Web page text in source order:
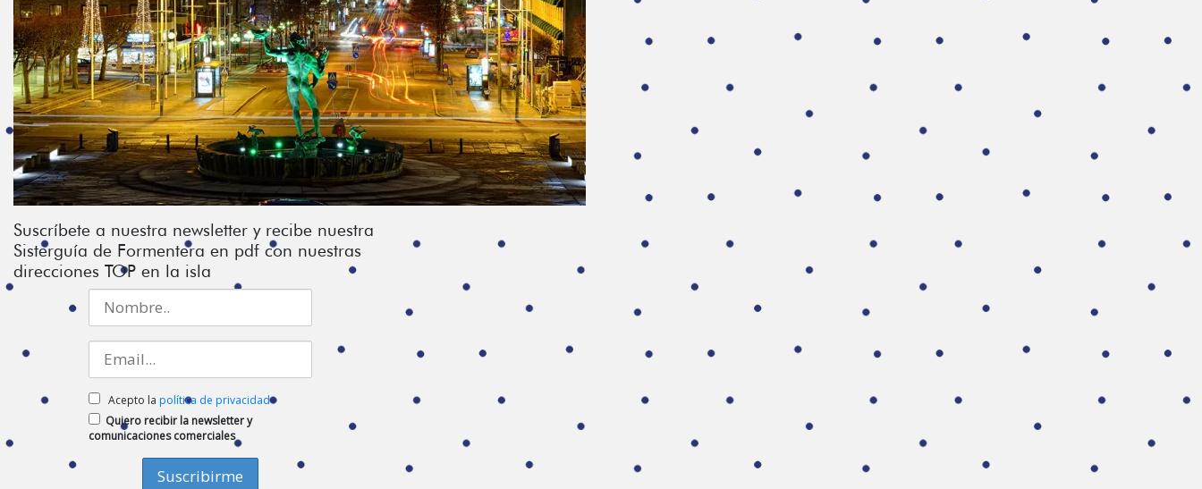
Suscríbete a nuestra newsletter y recibe nuestra
Sisterguía de Formentera en pdf con nuestras
direcciones TOP en la isla
Acepto la política de privacidad
Quiero recibir la newsletter y
comunicaciones comerciales